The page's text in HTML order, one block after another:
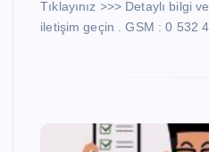
Tıklayınız >>> Detaylı bilgi
iletişim geçin . GSM : 0 532